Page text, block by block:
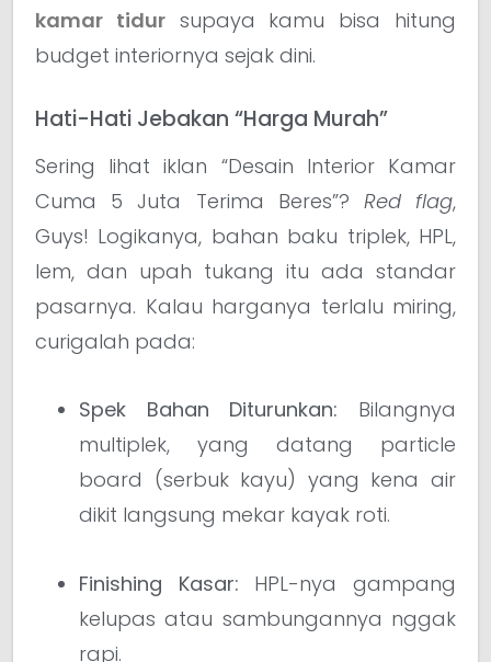
kamar tidursupaya kamu bisa hitung
budget interiornya sejak dini.
Hati-Hati Jebakan “Harga Murah”
Sering lihat iklan “Desain Interior Kamar
Cuma 5 Juta Terima Beres”? Red flag,
Guys! Logikanya, bahan baku triplek, HPL,
lem, dan upah tukang itu ada standar
pasarnya. Kalau harganya terlalu miring,
curigalah pada:
Spek Bahan Diturunkan: Bilangnya
multiplek, yang datang particle
board (serbuk kayu) yang kena air
dikit langsung mekar kayak roti.
Finishing Kasar: HPL-nya gampang
kelupas atau sambungannya nggak
rapi.